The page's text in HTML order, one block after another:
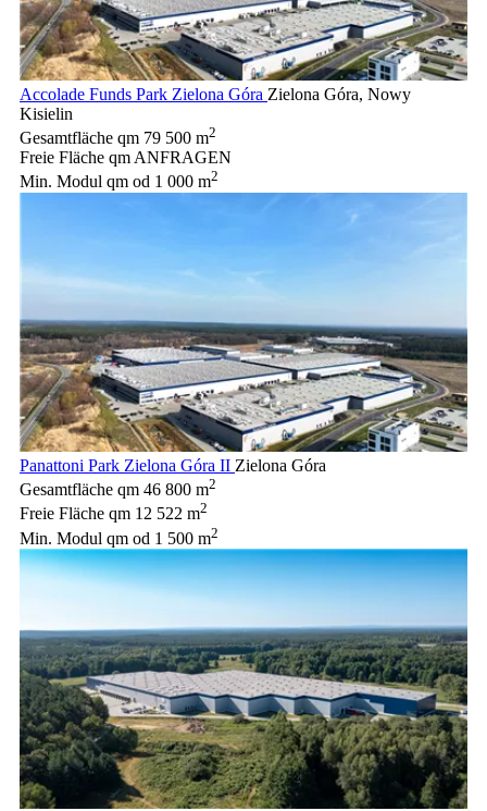
Accolade Funds Park Zielona Góra Zielona Góra, Nowy
Kisielin
Gesamtfläche qm 79 500 m2
Freie Fläche qm ANFRAGEN
Min. Modul qm od 1 000 m2
Panattoni Park Zielona Góra II Zielona Góra
Gesamtfläche qm 46 800 m2
Freie Fläche qm 12 522 m2
Min. Modul qm od 1 500 m2